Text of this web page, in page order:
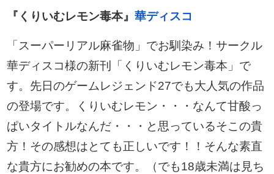
『くりいむレモン毒本』華ディスコ
「スーパーリアル麻雀物」でお馴染み！サークル
華ディスコ様の新刊「くりいむレモン毒本」で
す。先日のゲームレジェンド27でも大人気の作品
の登場です。くりいむレモン・・・なんて甘酸っ
ぱいタイトルなんだ・・・と思っているそこの貴
方！その感想はとても正しいです！！そんな素直
な貴方にお勧めの本です。（でも18歳未満は見ち